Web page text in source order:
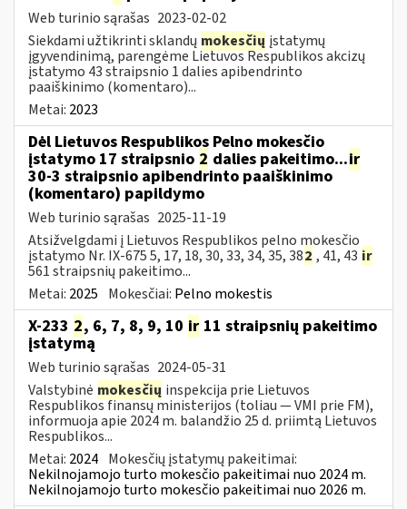
Web turinio sąrašas 2023-02-02
Siekdami užtikrinti sklandų mokesčių įstatymų
įgyvendinimą, parengėme Lietuvos Respublikos akcizų
įstatymo 43 straipsnio 1 dalies apibendrinto
paaiškinimo (komentaro)...
Metai: 2023
Dėl Lietuvos Respublikos Pelno mokesčio
įstatymo 17 straipsnio 2 dalies pakeitimo...ir
30-3 straipsnio apibendrinto paaiškinimo
(komentaro) papildymo
Web turinio sąrašas 2025-11-19
Atsižvelgdami į Lietuvos Respublikos pelno mokesčio
įstatymo Nr. IX-675 5, 17, 18, 30, 33, 34, 35, 382 , 41, 43 ir
561 straipsnių pakeitimo...
Metai: 2025 Mokesčiai: Pelno mokestis
X-233 2, 6, 7, 8, 9, 10 ir 11 straipsnių pakeitimo
įstatymą
Web turinio sąrašas 2024-05-31
Valstybinė mokesčių inspekcija prie Lietuvos
Respublikos finansų ministerijos (toliau — VMI prie FM),
informuoja apie 2024 m. balandžio 25 d. priimtą Lietuvos
Respublikos...
Metai: 2024 Mokesčių įstatymų pakeitimai:
Nekilnojamojo turto mokesčio pakeitimai nuo 2024 m.
Nekilnojamojo turto mokesčio pakeitimai nuo 2026 m.